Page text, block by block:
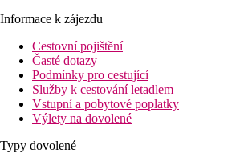
Informace k zájezdu
Cestovní pojištění
Časté dotazy
Podmínky pro cestující
Služby k cestování letadlem
Vstupní a pobytové poplatky
Výlety na dovolené
Typy dovolené